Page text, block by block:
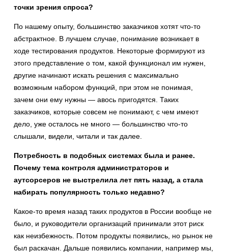
точки зрения спроса?
По нашему опыту, большинство заказчиков хотят что-то
абстрактное. В лучшем случае, понимание возникает в
ходе тестирования продуктов. Некоторые формируют из
этого представление о том, какой функционал им нужен,
другие начинают искать решения с максимально
возможным набором функций, при этом не понимая,
зачем они ему нужны — авось пригодятся. Таких
заказчиков, которые совсем не понимают, с чем имеют
дело, уже осталось не много — большинство что-то
слышали, видели, читали и так далее.
Потребность в подобных системах была и ранее.
Почему тема контроля администраторов и
аутсорсеров не выстрелила лет пять назад, а стала
набирать популярность только недавно?
Какое-то время назад таких продуктов в России вообще не
было, и руководители организаций принимали этот риск
как неизбежность. Потом продукты появились, но рынок не
был раскачан. Дальше появились компании, например мы,